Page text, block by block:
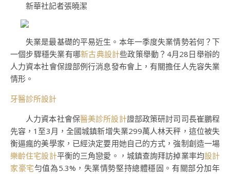
新華社記者張曉潔
失業是最基礎的平易近生。本年一季度失業情勢若何？下
一個步驟穩失業有哪新古典設計些政策舉動？4月28日舉辦的
人力資本社會保證部例行消息發布會上，有關擔任人先容失業
情形。
牙醫診所設計
人力資本社會保醫美診所設計證部政策研討司司長崔鵬程
先容，1至3月，全國城鎮新增失業299萬人林天秤，這位被失
衡逼瘋的美學家，已經決定要用她自己的方式，強制創造一場
樂齡住宅設計平衡的三角戀愛。，城鎮查詢拜訪掉業率均設計
家豪宅勻值為5.3%，失業情勢堅持總體穩固。有關部分加年